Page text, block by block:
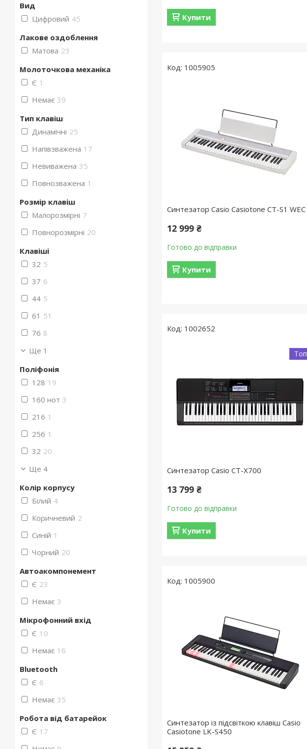
Купити
1005905
Синтезатор Casio Casiotone CT-S1 WEC
12 999 ₴
Готово до відправки
Купити
1002652
Топ
Синтезатор Casio CT-X700
13 799 ₴
Готово до відправки
Купити
1005900
Синтезатор із підсвіткою клавіш Casio
Casiotone LK-S450
Вид
Цифровий 45
Лакове оздоблення
Матова 23
Молоточкова механіка
Є 1
Немає 39
Тип клавіш
Динамічні 25
Напівзважена 17
Невиважена 35
Повнозважена 1
Розмір клавіш
Малорозмірні 7
Повнорозмірні 20
Клавіші
32 5
37 6
44 5
61 51
76 8
Ще 1
Поліфонія
128 19
160 нот 3
216 1
256 1
32 20
Ще 4
Колір корпусу
Білий 4
Коричневий 2
Синій 1
Чорний 20
Автоакомпонемент
Є 23
Немає 3
Мікрофонний вхід
Є 10
Немає 16
Bluetooth
Є 6
Немає 35
Робота від батарейок
Є 17